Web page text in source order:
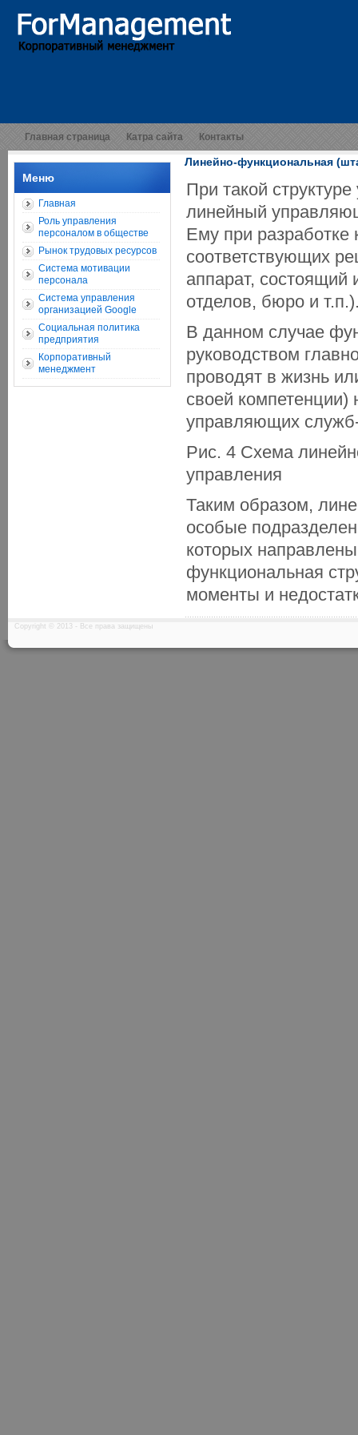
Главная страница Катра сайта Контакты
Меню
Главная
Роль управления
персоналом в обществе
Рынок трудовых ресурсов
Система мотивации
персонала
Система управления
организацией Google
Социальная политика
предприятия
Корпоративный
менеджмент
Линейно-функциональная
При такой
линейный
Ему при разработке
соответствующих
аппарат, состоящий
отделов, бюро и
В данном случае
руководством
проводят в жизнь
своей компетенции)
управляющих
Рис. 4 Схема
управления
Таким образом,
особые
которых
функциональная
моменты и
Copyright © 2013 - Все права защищены